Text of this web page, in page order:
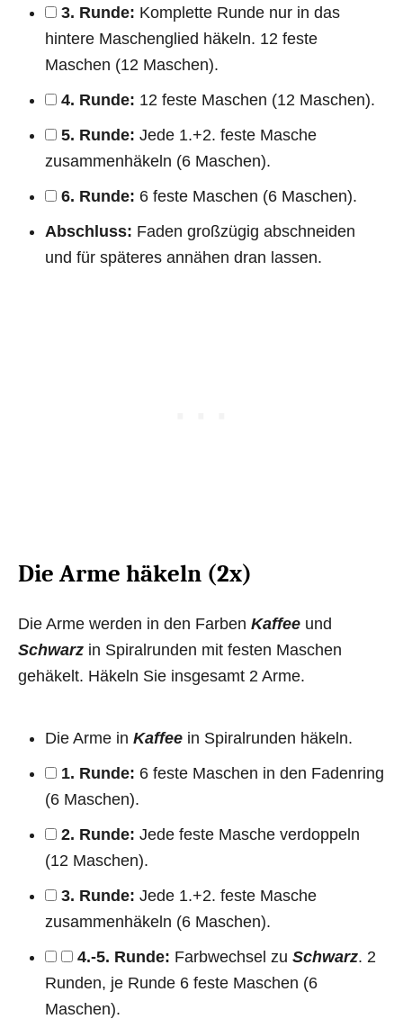
3. Runde: Komplette Runde nur in das
hintere Maschenglied häkeln. 12 feste
Maschen (12 Maschen).
4. Runde: 12 feste Maschen (12 Maschen).
5. Runde: Jede 1.+2. feste Masche
zusammenhäkeln (6 Maschen).
6. Runde: 6 feste Maschen (6 Maschen).
Abschluss: Faden großzügig abschneiden
und für späteres annähen dran lassen.
Die Arme häkeln (2x)
Die Arme werden in den Farben Kaffee und
Schwarz in Spiralrunden mit festen Maschen
gehäkelt. Häkeln Sie insgesamt 2 Arme.
Die Arme in Kaffee in Spiralrunden häkeln.
1. Runde: 6 feste Maschen in den Fadenring
(6 Maschen).
2. Runde: Jede feste Masche verdoppeln
(12 Maschen).
3. Runde: Jede 1.+2. feste Masche
zusammenhäkeln (6 Maschen).
4.-5. Runde: Farbwechsel zu Schwarz. 2
Runden, je Runde 6 feste Maschen (6
Maschen).